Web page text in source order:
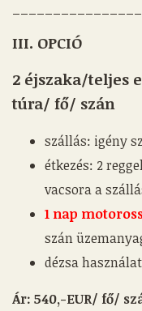
III. OPCIÓ
2 éjszaka/teljes
túra/ fő/ szán
szállás: igény
étkezés: 2
vacsora a
1 nap
szán
dézsa
Ár: 540,-EUR/ fő/